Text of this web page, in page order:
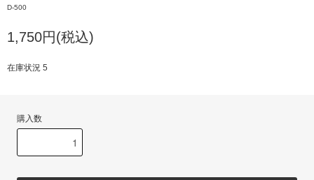
D-500
1,750円(税込)
在庫状況 5
購入数